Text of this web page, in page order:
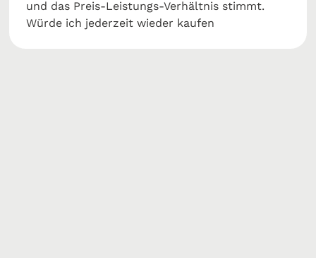
und das Preis-Leistungs-Verhältnis stimmt.
Würde ich jederzeit wieder kaufen